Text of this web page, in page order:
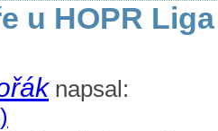
u HOPR
napsal: